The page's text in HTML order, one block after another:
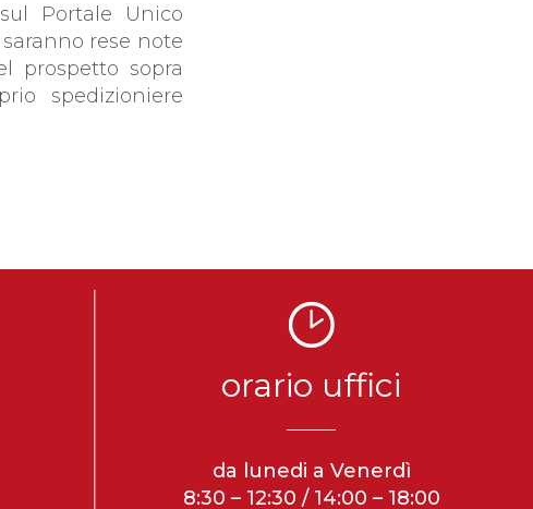
Portale Unico
rese note
prospetto sopra
spedizioniere
orario uffici
da lunedi a Venerdì
8:30 – 12:30 / 14:00 – 18:00